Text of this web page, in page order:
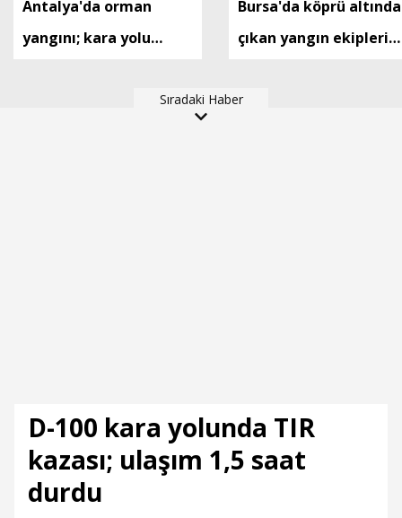
Antalya'da orman
yangını; kara yolu
Bursa'da köprü altında
çıkan yangın ekiplerin
söndürüldü
Sıradaki Haber
D-100 kara yolunda TIR
kazası; ulaşım 1,5 saat
durdu